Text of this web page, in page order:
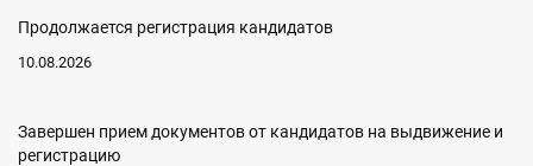
Продолжается регистрация кандидатов
10.08.2026
Завершен прием документов от кандидатов на выдвижение и
регистрацию